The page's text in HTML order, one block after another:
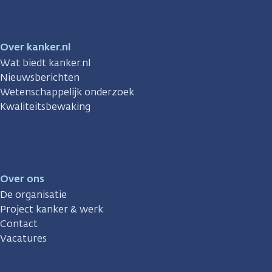
Over kanker.nl
Wat biedt kanker.nl
Nieuwsberichten
Wetenschappelijk onderzoek
Kwaliteitsbewaking
Over ons
De organisatie
Project kanker & werk
Contact
Vacatures